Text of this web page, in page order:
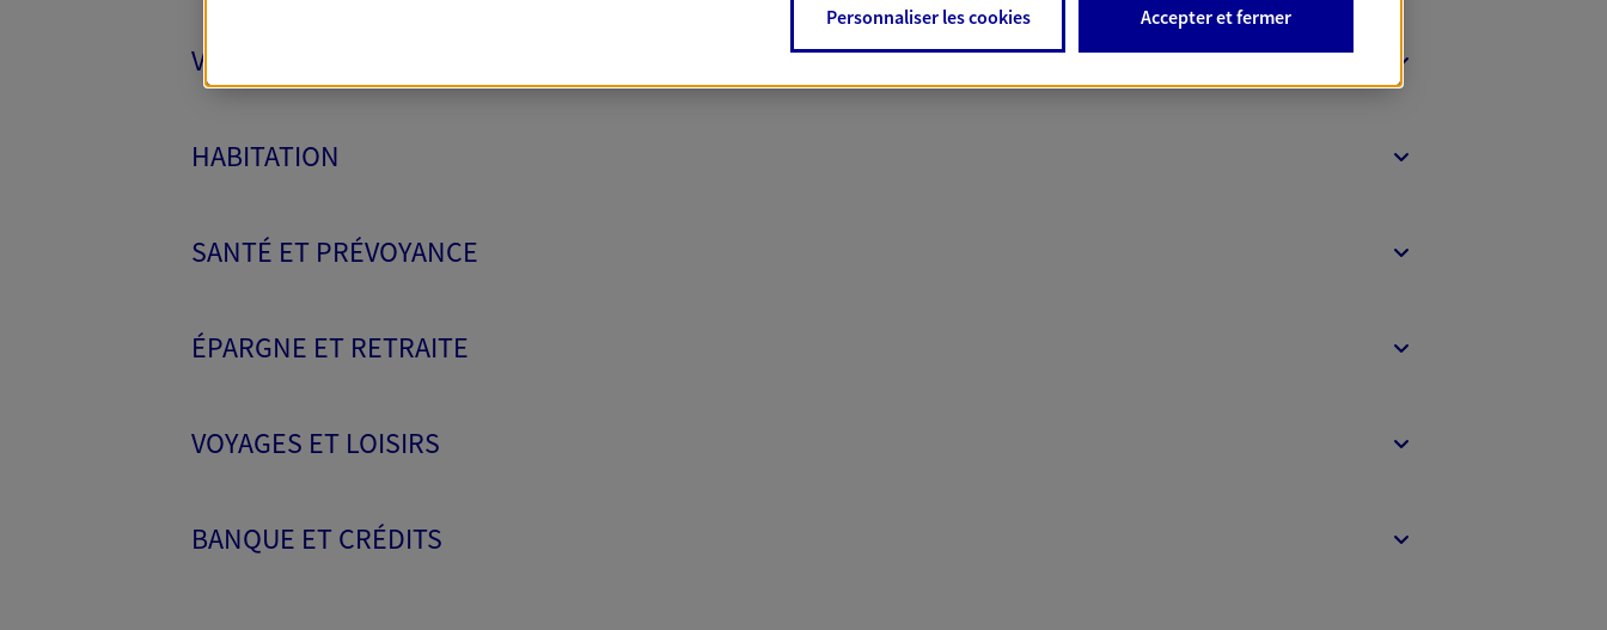
VÉHICULES
HABITATION
SANTÉ ET PRÉVOYANCE
ÉPARGNE ET RETRAITE
VOYAGES ET LOISIRS
BANQUE ET CRÉDITS
Personnaliser les cookies Accepter et fermer